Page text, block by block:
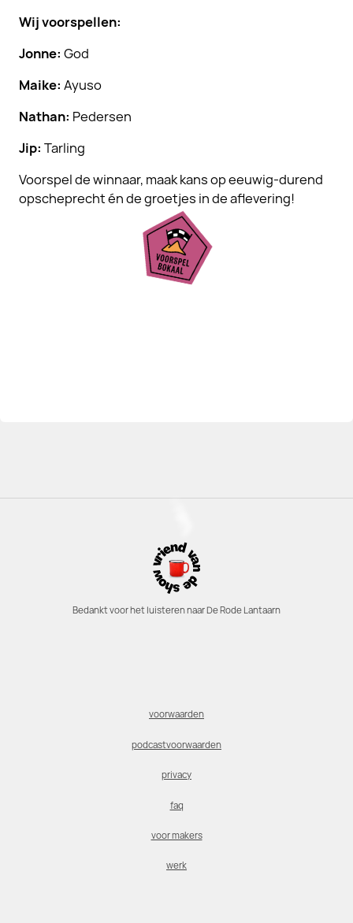
Wij voorspellen:
Jonne: God
Maike: Ayuso
Nathan: Pedersen
Jip: Tarling
Voorspel de winnaar, maak kans op eeuwig-durend
opscheprecht én de groetjes in de aflevering!
Bedankt voor het luisteren naar De Rode Lantaarn
voorwaarden
podcastvoorwaarden
privacy
faq
voor makers
werk